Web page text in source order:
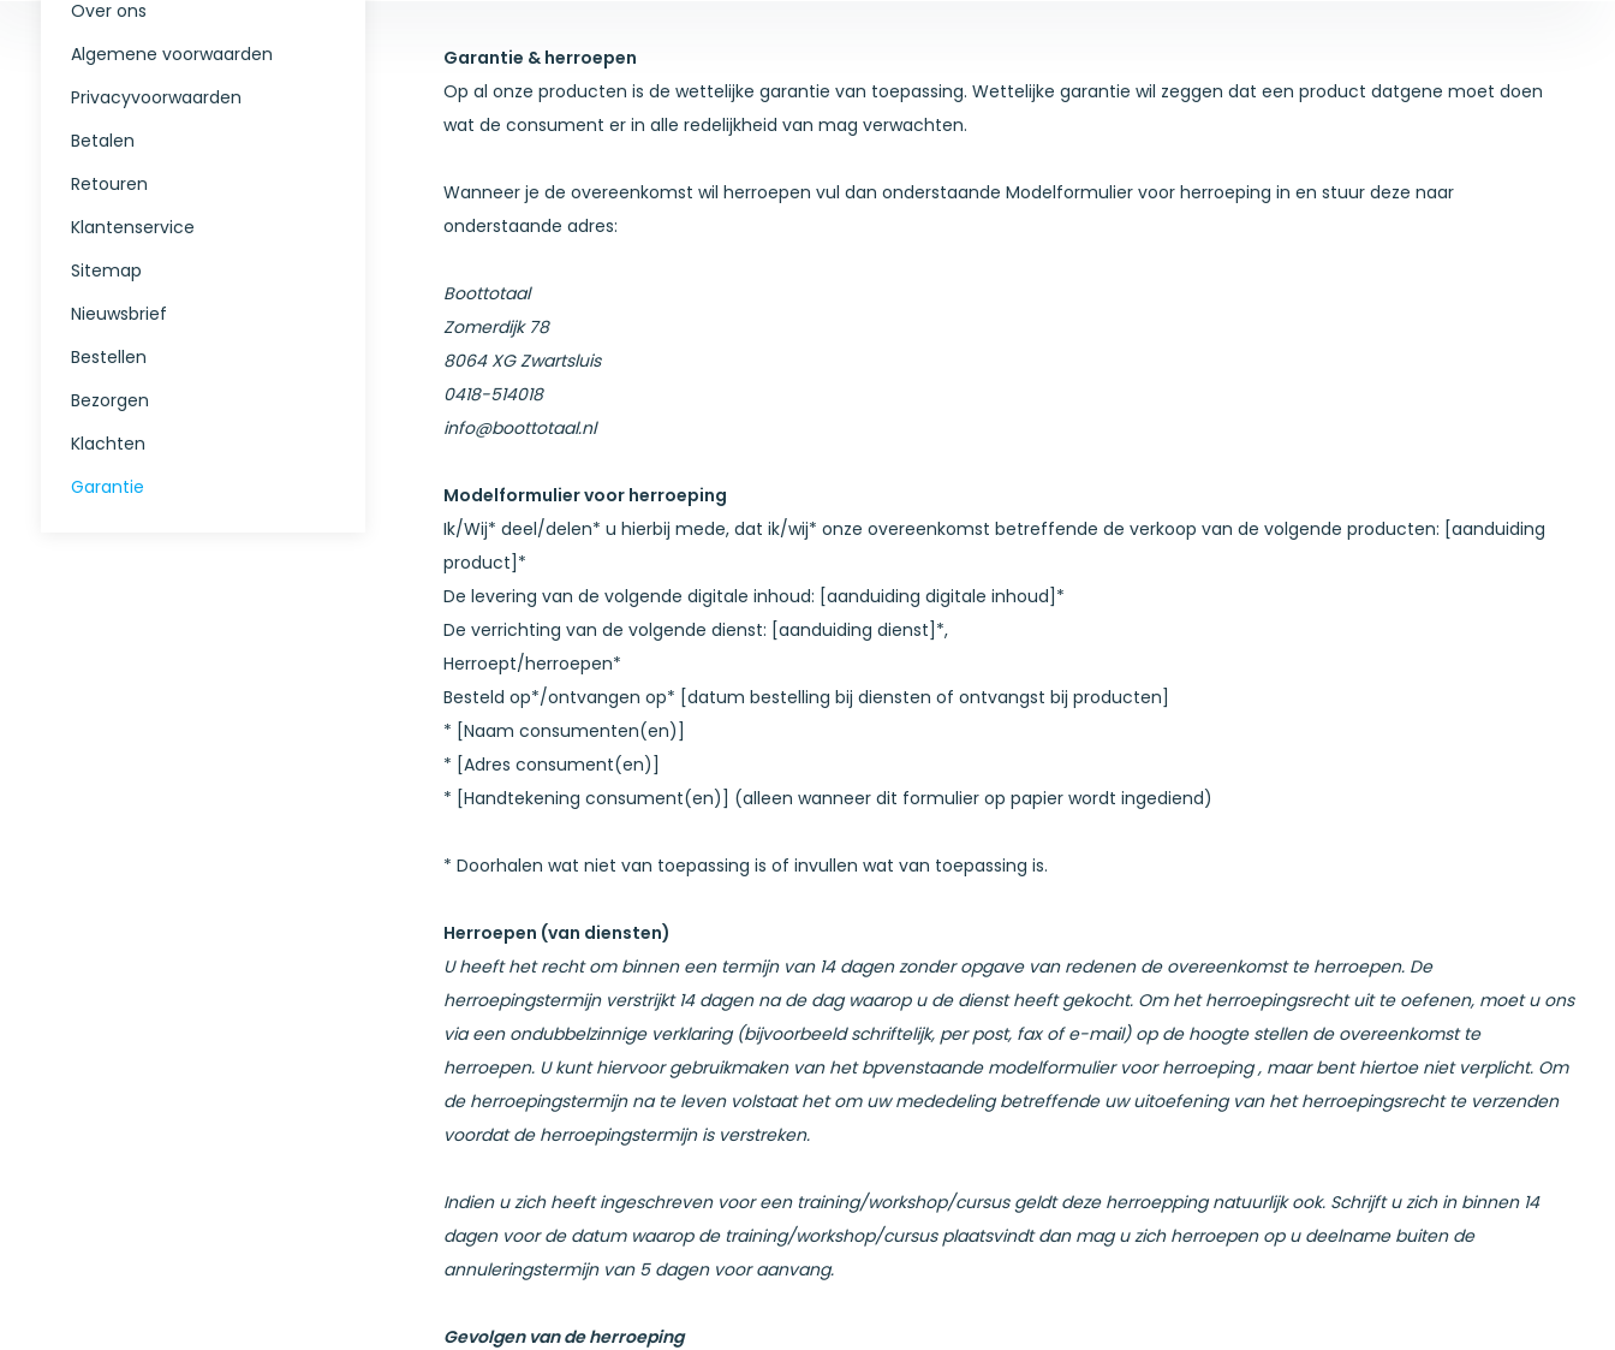
Over ons
Algemene voorwaarden
Privacyvoorwaarden
Betalen
Retouren
Klantenservice
Sitemap
Nieuwsbrief
Bestellen
Bezorgen
Klachten
Garantie
Garantie & herroepen
Op al onze producten is de wettelijke garantie van toepassing. Wettelijke garantie wil zeggen dat een product datgene moet doen
wat de consument er in alle redelijkheid van mag verwachten.
Wanneer je de overeenkomst wil herroepen vul dan onderstaande Modelformulier voor herroeping in en stuur deze naar
onderstaande adres:
Boottotaal
Zomerdijk 78
8064 XG Zwartsluis
0418-514018
info@boottotaal.nl
Modelformulier voor herroeping
Ik/Wij* deel/delen* u hierbij mede, dat ik/wij* onze overeenkomst betreffende de verkoop van de volgende producten: [aanduiding
product]*
De levering van de volgende digitale inhoud: [aanduiding digitale inhoud]*
De verrichting van de volgende dienst: [aanduiding dienst]*,
Herroept/herroepen*
Besteld op*/ontvangen op* [datum bestelling bij diensten of ontvangst bij producten]
* [Naam consumenten(en)]
* [Adres consument(en)]
* [Handtekening consument(en)] (alleen wanneer dit formulier op papier wordt ingediend)
* Doorhalen wat niet van toepassing is of invullen wat van toepassing is.
Herroepen (van diensten)
U heeft het recht om binnen een termijn van 14 dagen zonder opgave van redenen de overeenkomst te herroepen. De
herroepingstermijn verstrijkt 14 dagen na de dag waarop u de dienst heeft gekocht. Om het herroepingsrecht uit te oefenen, moet u ons
via een ondubbelzinnige verklaring (bijvoorbeeld schriftelijk, per post, fax of e-mail) op de hoogte stellen de overeenkomst te
herroepen. U kunt hiervoor gebruikmaken van het bpvenstaande modelformulier voor herroeping , maar bent hiertoe niet verplicht. Om
de herroepingstermijn na te leven volstaat het om uw mededeling betreffende uw uitoefening van het herroepingsrecht te verzenden
voordat de herroepingstermijn is verstreken.
Indien u zich heeft ingeschreven voor een training/workshop/cursus geldt deze herroepping natuurlijk ook. Schrijft u zich in binnen 14
dagen voor de datum waarop de training/workshop/cursus plaatsvindt dan mag u zich herroepen op u deelname buiten de
annuleringstermijn van 5 dagen voor aanvang.
Gevolgen van de herroeping